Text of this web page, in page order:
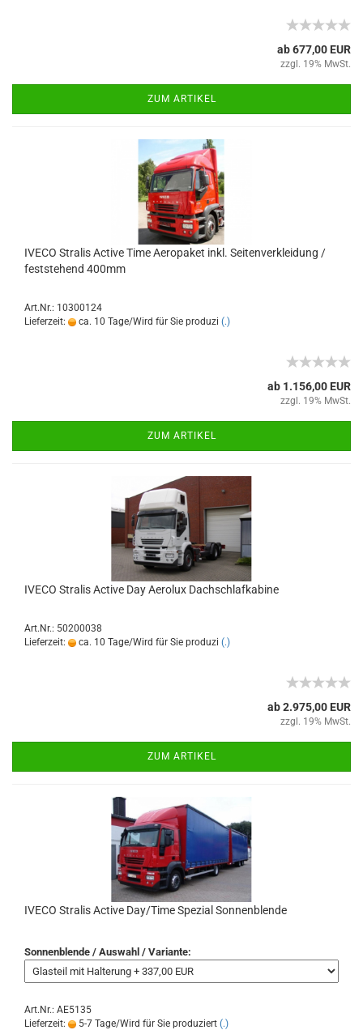
ab 677,00 EUR
zzgl. 19% MwSt.
ZUM ARTIKEL
IVECO Stralis Active Time Aeropaket inkl. Seitenverkleidung /
feststehend 400mm
Art.Nr.: 10300124
Lieferzeit:
ca. 10 Tage/Wird für Sie produzi (.)
ab 1.156,00 EUR
zzgl. 19% MwSt.
ZUM ARTIKEL
IVECO Stralis Active Day Aerolux Dachschlafkabine
Art.Nr.: 50200038
Lieferzeit:
ca. 10 Tage/Wird für Sie produzi (.)
ab 2.975,00 EUR
zzgl. 19% MwSt.
ZUM ARTIKEL
IVECO Stralis Active Day/Time Spezial Sonnenblende
Sonnenblende / Auswahl / Variante:
Art.Nr.: AE5135
Lieferzeit:
5-7 Tage/Wird für Sie produziert (.)